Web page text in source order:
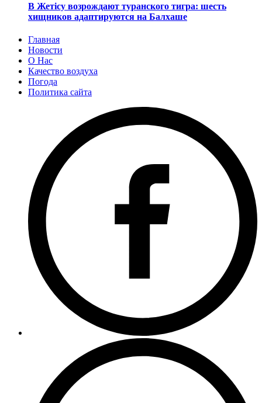
В Жетісу возрождают туранского тигра: шесть
хищников адаптируются на Балхаше
Главная
Новости
О Нас
Качество воздуха
Погода
Политика сайта